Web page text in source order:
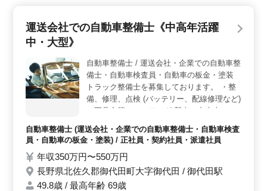
運送会社での自動車整備士《中高年活躍
中・大型》
自動車整備士 / 運送会社・企業での自動車整
備士・自動車検査員・自動車の板金・塗装
トラック整備士を募集しております。 ・整
備、修理、点検 (バッテリー、配線修理など)
・不具合等のヒアリング 新車・中古車の販
装、カスタムなど車の事なら、なんでも行う
トータルカーショップになります。 *中途入
社多数。馴染みやすい環境です。 *50代応募
OK。経験者を求めています。
自動車整備士 (運送会社・企業での自動車整備士・自動車検査
員・自動車の板金・塗装) / 正社員・契約社員・派遣社員
年収350万円〜550万円
長野県北佐久郡御代田町大字御代田 / 御代田駅
49.8歳 / 最高年齢 69歳